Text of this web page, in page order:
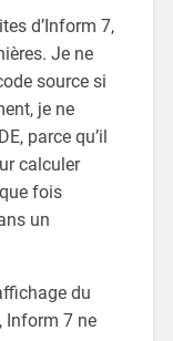
d’Inform 7,
Je ne
source si
je ne
parce qu’il
calculer
fois
un
du
Inform 7 ne